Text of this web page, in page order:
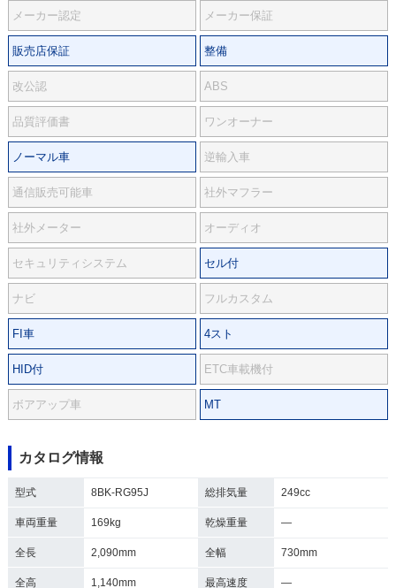
メーカー認定 メーカー保証
販売店保証 整備
改公認 ABS
品質評価書 ワンオーナー
ノーマル車 逆輸入車
通信販売可能車 社外マフラー
社外メーター オーディオ
セキュリティシステム セル付
ナビ フルカスタム
FI車 4スト
HID付 ETC車載機付
ボアアップ車 MT
カタログ情報
型式 8BK-RG95J 総排気量 249cc
車両重量 169kg 乾燥重量 ―
全長 2,090mm 全幅 730mm
全高 1,140mm 最高速度 ―